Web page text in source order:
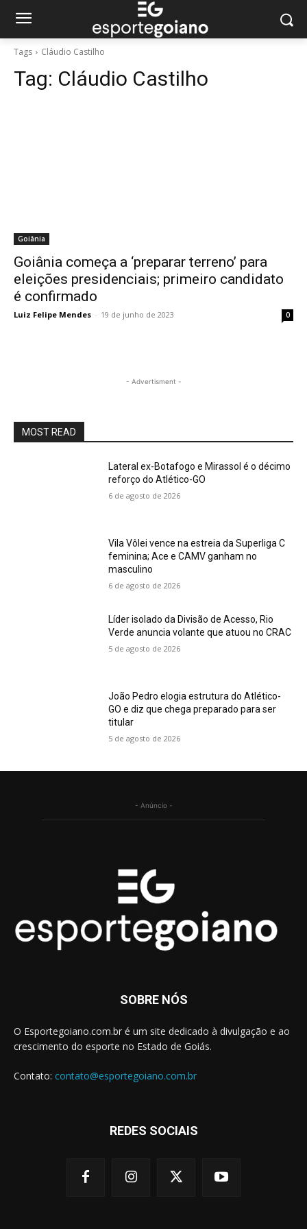
Tags Cláudio Castilho
Tag: Cláudio Castilho
Goiânia
Goiânia começa a ‘preparar terreno’ para
eleições presidenciais; primeiro candidato
é confirmado
Luiz Felipe Mendes - 19 de junho de 2023 0
- Advertisment -
MOST READ
Lateral ex-Botafogo e Mirassol é o décimo
reforço do Atlético-GO
6 de agosto de 2026
Vila Vôlei vence na estreia da Superliga C
feminina; Ace e CAMV ganham no
masculino
6 de agosto de 2026
Líder isolado da Divisão de Acesso, Rio
Verde anuncia volante que atuou no CRAC
5 de agosto de 2026
João Pedro elogia estrutura do Atlético-
GO e diz que chega preparado para ser
titular
5 de agosto de 2026
- Anúncio -
SOBRE NÓS
O Esportegoiano.com.br é um site dedicado à divulgação e ao
crescimento do esporte no Estado de Goiás.
Contato: contato@esportegoiano.com.br
REDES SOCIAIS